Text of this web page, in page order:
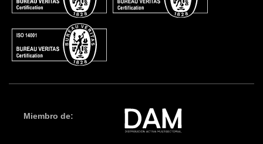
Miembro de: